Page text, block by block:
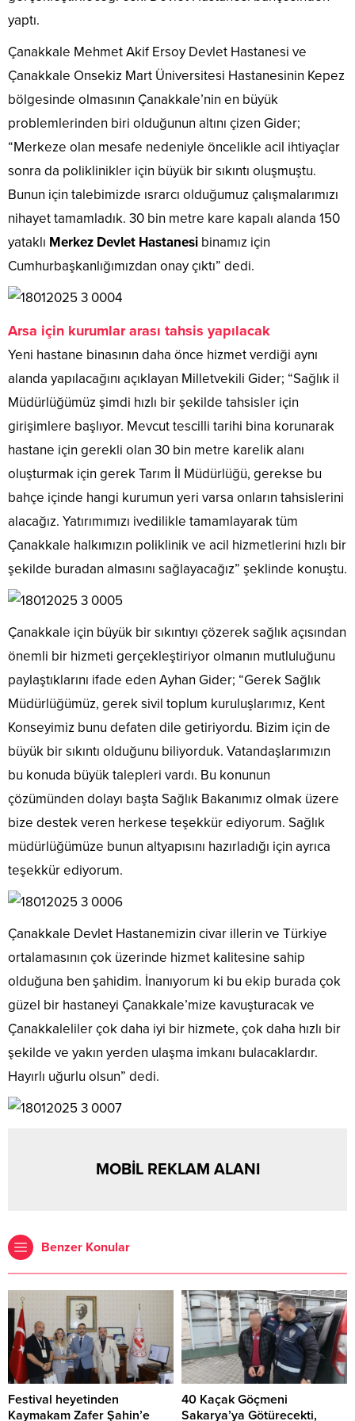
yaptı.
Çanakkale Mehmet Akif Ersoy Devlet Hastanesi ve
Çanakkale Onsekiz Mart Üniversitesi Hastanesinin Kepez
bölgesinde olmasının Çanakkale’nin en büyük
problemlerinden biri olduğunun altını çizen Gider;
“Merkeze olan mesafe nedeniyle öncelikle acil ihtiyaçlar
sonra da poliklinikler için büyük bir sıkıntı oluşmuştu.
Bunun için talebimizde ısrarcı olduğumuz çalışmalarımızı
nihayet tamamladık. 30 bin metre kare kapalı alanda 150
yataklı Merkez Devlet Hastanesi binamız için
Cumhurbaşkanlığımızdan onay çıktı” dedi.
Arsa için kurumlar arası tahsis yapılacak
Yeni hastane binasının daha önce hizmet verdiği aynı
alanda yapılacağını açıklayan Milletvekili Gider; “Sağlık il
Müdürlüğümüz şimdi hızlı bir şekilde tahsisler için
girişimlere başlıyor. Mevcut tescilli tarihi bina korunarak
hastane için gerekli olan 30 bin metre karelik alanı
oluşturmak için gerek Tarım İl Müdürlüğü, gerekse bu
bahçe içinde hangi kurumun yeri varsa onların tahsislerini
alacağız. Yatırımımızı ivedilikle tamamlayarak tüm
Çanakkale halkımızın poliklinik ve acil hizmetlerini hızlı bir
şekilde buradan almasını sağlayacağız” şeklinde konuştu.
Çanakkale için büyük bir sıkıntıyı çözerek sağlık açısından
önemli bir hizmeti gerçekleştiriyor olmanın mutluluğunu
paylaştıklarını ifade eden Ayhan Gider; “Gerek Sağlık
Müdürlüğümüz, gerek sivil toplum kuruluşlarımız, Kent
Konseyimiz bunu defaten dile getiriyordu. Bizim için de
büyük bir sıkıntı olduğunu biliyorduk. Vatandaşlarımızın
bu konuda büyük talepleri vardı. Bu konunun
çözümünden dolayı başta Sağlık Bakanımız olmak üzere
bize destek veren herkese teşekkür ediyorum. Sağlık
müdürlüğümüze bunun altyapısını hazırladığı için ayrıca
teşekkür ediyorum.
Çanakkale Devlet Hastanemizin civar illerin ve Türkiye
ortalamasının çok üzerinde hizmet kalitesine sahip
olduğuna ben şahidim. İnanıyorum ki bu ekip burada çok
güzel bir hastaneyi Çanakkale’mize kavuşturacak ve
Çanakkaleliler çok daha iyi bir hizmete, çok daha hızlı bir
şekilde ve yakın yerden ulaşma imkanı bulacaklardır.
Hayırlı uğurlu olsun” dedi.
MOBİL REKLAM ALANI
Benzer Konular
Festival heyetinden
Kaymakam Zafer Şahin’e
40 Kaçak Göçmeni
Sakarya’ya Götürecekti,